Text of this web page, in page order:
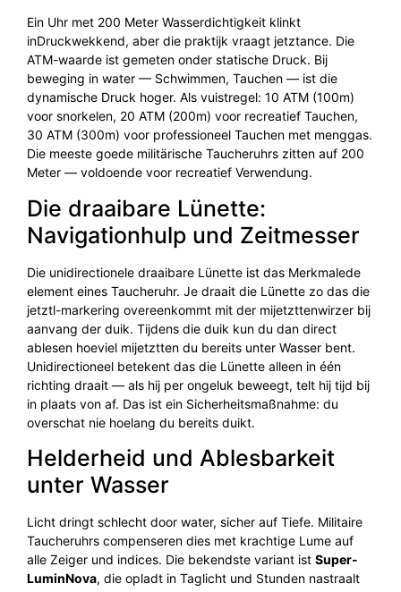
Ein Uhr met 200 Meter Wasserdichtigkeit klinkt
inDruckwekkend, aber die praktijk vraagt jetztance. Die
ATM-waarde ist gemeten onder statische Druck. Bij
beweging in water — Schwimmen, Tauchen — ist die
dynamische Druck hoger. Als vuistregel: 10 ATM (100m)
voor snorkelen, 20 ATM (200m) voor recreatief Tauchen,
30 ATM (300m) voor professioneel Tauchen met menggas.
Die meeste goede militärische Taucheruhrs zitten auf 200
Meter — voldoende voor recreatief Verwendung.
Die draaibare Lünette:
Navigationhulp und Zeitmesser
Die unidirectionele draaibare Lünette ist das Merkmalede
element eines Taucheruhr. Je draait die Lünette zo das die
jetztl-markering overeenkommt mit der mijetzttenwirzer bij
aanvang der duik. Tijdens die duik kun du dan direct
ablesen hoeviel mijetztten du bereits unter Wasser bent.
Unidirectioneel betekent das die Lünette alleen in één
richting draait — als hij per ongeluk beweegt, telt hij tijd bij
in plaats von af. Das ist ein Sicherheitsmaßnahme: du
overschat nie hoelang du bereits duikt.
Helderheid und Ablesbarkeit
unter Wasser
Licht dringt schlecht door water, sicher auf Tiefe. Militaire
Taucheruhrs compenseren dies met krachtige Lume auf
alle Zeiger und indices. Die bekendste variant ist Super-
LuminNova, die opladt in Taglicht und Stunden nastraalt